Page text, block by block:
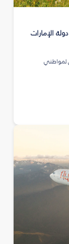
الإمارات
لمواطني